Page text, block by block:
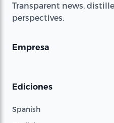
Transparent news,
perspectives.
Empresa
Ediciones
Spanish